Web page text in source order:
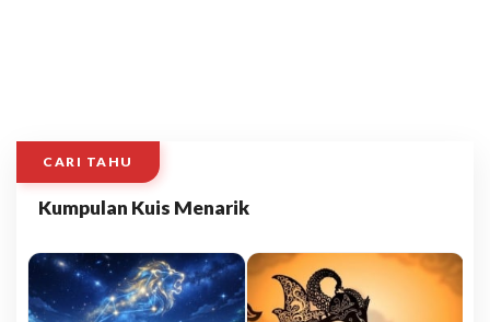
CARI TAHU
Kumpulan Kuis Menarik